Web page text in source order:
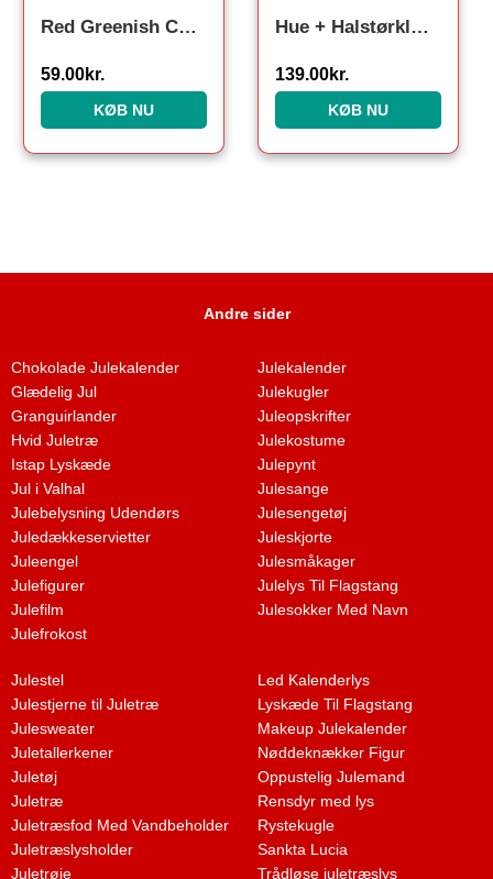
Red Greenish Christmas Socks. Julesokker
59.00kr.
KØB NU
Hue + Halstørklæde
139.00kr.
KØB NU
Andre sider
Chokolade Julekalender
Glædelig Jul
Granguirlander
Hvid Juletræ
Istap Lyskæde
Jul i Valhal
Julebelysning Udendørs
Juledækkeservietter
Juleengel
Julefigurer
Julefilm
Julefrokost
Julekalender
Julekugler
Juleopskrifter
Julekostume
Julepynt
Julesange
Julesengetøj
Juleskjorte
Julesmåkager
Julelys Til Flagstang
Julesokker Med Navn
Julestel
Julestjerne til Juletræ
Julesweater
Juletallerkener
Juletøj
Juletræ
Juletræsfod Med Vandbeholder
Juletræslysholder
Juletrøje
Led Kalenderlys
Lyskæde Til Flagstang
Makeup Julekalender
Nøddeknækker Figur
Oppustelig Julemand
Rensdyr med lys
Rystekugle
Sankta Lucia
Trådløse juletræslys